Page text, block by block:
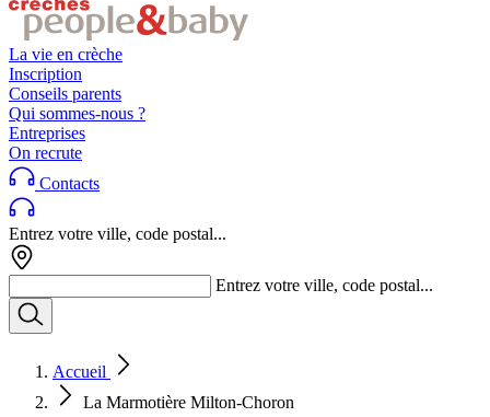
La vie en crèche
Inscription
Conseils parents
Qui sommes-nous ?
Entreprises
On recrute
Contacts
Entrez votre ville, code postal...
Entrez votre ville, code postal...
Accueil
La Marmotière Milton-Choron